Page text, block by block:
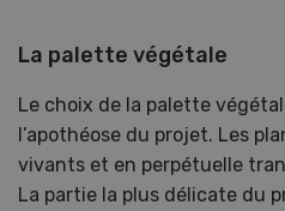
La palette végétale
Le choix de la palette
l’apothéose du projet. Les
vivants et en perpétuelle
La partie la plus délicate du